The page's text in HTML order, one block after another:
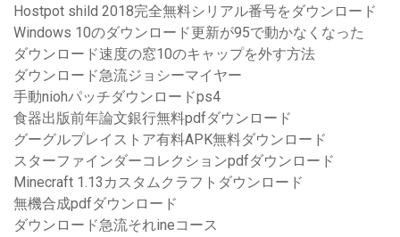
Hostpot shild 2018完全無料シリアル番号をダウンロード
Windows 10のダウンロード更新が95で動かなくなった
ダウンロード速度の窓10のキャップを外す方法
ダウンロード急流ジョシーマイヤー
手動niohパッチダウンロードps4
食器出版前年論文銀行無料pdfダウンロード
グーグルプレイストア有料APK無料ダウンロード
スターファインダーコレクションpdfダウンロード
Minecraft 1.13カスタムクラフトダウンロード
無機合成pdfダウンロード
ダウンロード急流それineコース